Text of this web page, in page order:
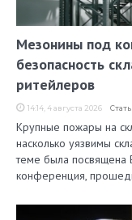
Мезонины под
безопасность
ритейлеров
14:14, 4 августа 2026
Крупные пожары на
насколько уязвимы
теме была посвящена
конференция,